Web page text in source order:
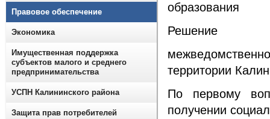
образования
Решение
территории
По первому
получении
Правовое обеспечение
Экономика
Имущественная поддержка
субъектов малого и среднего
предпринимательства
УСПН Калининского района
Защита прав потребителей